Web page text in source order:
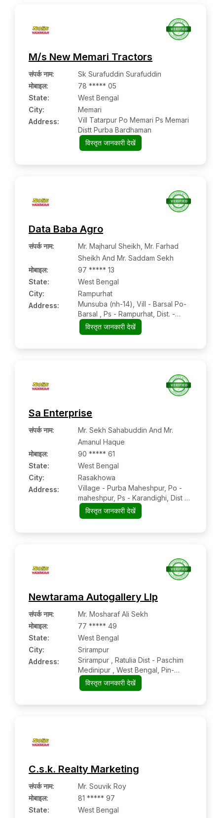
M/s New Memari Tractors
संपर्क नाम:
Sk Surafuddin Surafuddin
मोबाइल:
78 ***** 05
State:
West Bengal
City:
Memari
Address:
Vill Tatarpur Po Memari Ps Memari
Distt Purba Bardhaman
विस्तृत जानकारी देखें
Data Baba Agro
संपर्क नाम:
Mr. Majharul Sheikh, Mr. Farhad
Sheikh And Mr. Saddam Sekh
मोबाइल:
97 ***** 13
State:
West Bengal
City:
Rampurhat
Address:
Munsuba (nh-14), Vill - Barsal Po-
Barsal , Ps - Rampurhat, Dist. -
Birbhum, West Bengal Pin-731233?
विस्तृत जानकारी देखें
Sa Enterprise
संपर्क नाम:
Mr. Sekh Sahabuddin And Mr.
Amanul Haque
मोबाइल:
90 ***** 61
State:
West Bengal
City:
Rasakhowa
Address:
Village - Purba Maheshpur, Po -
maheshpur, Ps - Karandighi, Dist -
Uttar Dinajpur, West Bengal Pin-
733201
विस्तृत जानकारी देखें
Newtarama Autogallery Llp
संपर्क नाम:
Mr. Mosharaf Ali Sekh
मोबाइल:
77 ***** 49
State:
West Bengal
City:
Srirampur
Address:
Srirampur , Ratulia Dist - Paschim
Medinipur , West Bengal, Pin-
721139
विस्तृत जानकारी देखें
C.s.k. Realty Marketing
संपर्क नाम:
Mr. Souvik Roy
मोबाइल:
81 ***** 97
State:
West Bengal